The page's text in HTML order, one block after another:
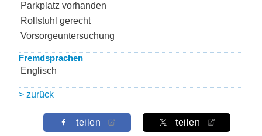
Parkplatz vorhanden
Rollstuhl gerecht
Vorsorgeuntersuchung
Fremdsprachen
Englisch
> zurück
teilen teilen